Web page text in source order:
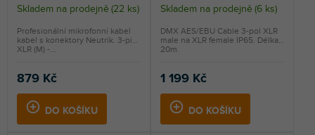
Skladem na prodejně (22 ks)
879 Kč
DO KOŠÍKU
Profesionální mikrofonní kabel
kabel s konektory Neutrik. 3-pin
XLR (M) -...
Skladem na prodejně (6 ks)
1 199 Kč
DO KOŠÍKU
DMX AES/EBU Cable 3-pol XLR
male na XLR female IP65. Délka
20m.